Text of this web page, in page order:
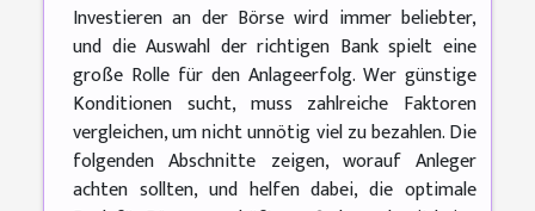
Investieren an der Börse wird immer beliebter,
und die Auswahl der richtigen Bank spielt eine
große Rolle für den Anlageerfolg. Wer günstige
Konditionen sucht, muss zahlreiche Faktoren
vergleichen, um nicht unnötig viel zu bezahlen. Die
folgenden Abschnitte zeigen, worauf Anleger
achten sollten, und helfen dabei, die optimale